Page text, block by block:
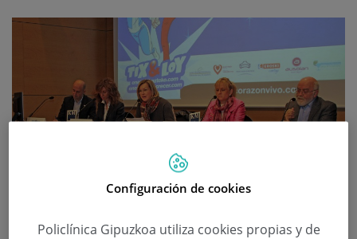
Policlínica Gipuzkoa colabora, un
año más, con los Desayunos
Configuración de cookies
Policlínica Gipuzkoa utiliza cookies propias y de